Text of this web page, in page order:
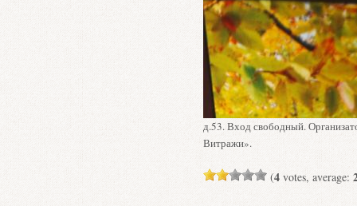
д.53. Вход свободный.
Витражи».
(4votes, average: